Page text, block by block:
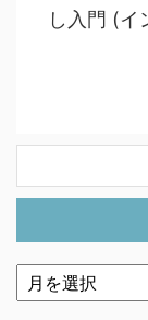
し入門 (イ